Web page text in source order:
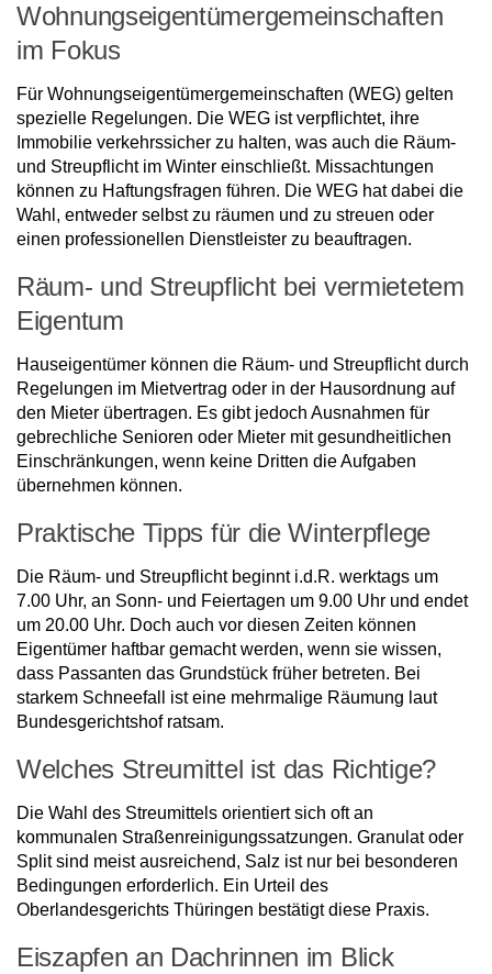
Wohnungseigentümergemeinschaften
im Fokus
Für Wohnungseigentümergemeinschaften (WEG) gelten
spezielle Regelungen. Die WEG ist verpflichtet, ihre
Immobilie verkehrssicher zu halten, was auch die Räum-
und Streupflicht im Winter einschließt. Missachtungen
können zu Haftungsfragen führen. Die WEG hat dabei die
Wahl, entweder selbst zu räumen und zu streuen oder
einen professionellen Dienstleister zu beauftragen.
Räum- und Streupflicht bei vermietetem
Eigentum
Hauseigentümer können die Räum- und Streupflicht durch
Regelungen im Mietvertrag oder in der Hausordnung auf
den Mieter übertragen. Es gibt jedoch Ausnahmen für
gebrechliche Senioren oder Mieter mit gesundheitlichen
Einschränkungen, wenn keine Dritten die Aufgaben
übernehmen können.
Praktische Tipps für die Winterpflege
Die Räum- und Streupflicht beginnt i.d.R. werktags um
7.00 Uhr, an Sonn- und Feiertagen um 9.00 Uhr und endet
um 20.00 Uhr. Doch auch vor diesen Zeiten können
Eigentümer haftbar gemacht werden, wenn sie wissen,
dass Passanten das Grundstück früher betreten. Bei
starkem Schneefall ist eine mehrmalige Räumung laut
Bundesgerichtshof ratsam.
Welches Streumittel ist das Richtige?
Die Wahl des Streumittels orientiert sich oft an
kommunalen Straßenreinigungssatzungen. Granulat oder
Split sind meist ausreichend, Salz ist nur bei besonderen
Bedingungen erforderlich. Ein Urteil des
Oberlandesgerichts Thüringen bestätigt diese Praxis.
Eiszapfen an Dachrinnen im Blick